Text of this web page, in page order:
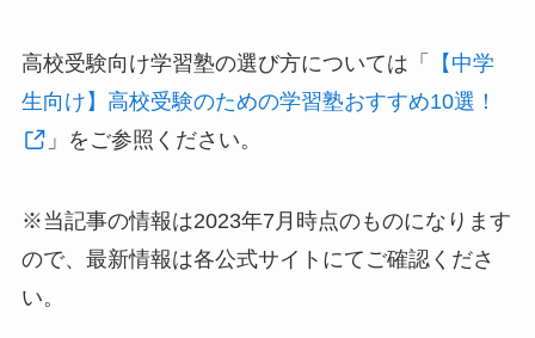
高校受験向け学習塾の選び方については「
【中学
生向け】高校受験のための学習塾おすすめ10選！
」をご参照ください。
※当記事の情報は2023年7月時点のものになります
ので、最新情報は各公式サイトにてご確認くださ
い。